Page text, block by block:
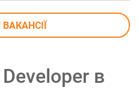
Developer в